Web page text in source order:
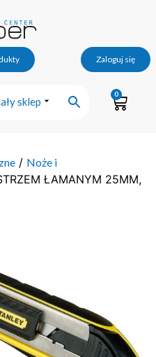
Zaloguj się
sklep
0
/ Noże i
ŁAMANYM 25MM,